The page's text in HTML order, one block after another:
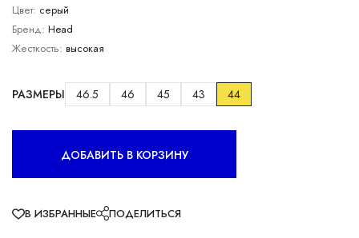
Цвет: серый
Бренд: Head
Жесткость: высокая
РАЗМЕРЫ 46.5 46 45 43 44
ДОБАВИТЬ В КОРЗИНУ
В ИЗБРАННЫЕ ПОДЕЛИТЬСЯ